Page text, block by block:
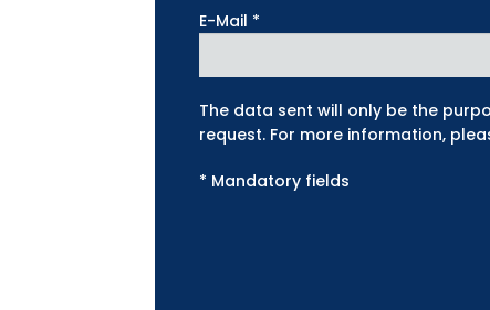
E-Mail *
The data sent will only be the
request. For more information,
* Mandatory fields